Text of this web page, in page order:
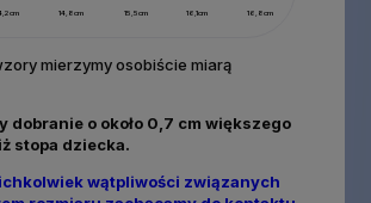
14,8cm 15,5cm 16,1cm 16,8cm
mierzymy osobiście miarą
dobranie o około 0,7 cm większego
stopa dziecka.
wątpliwości związanych